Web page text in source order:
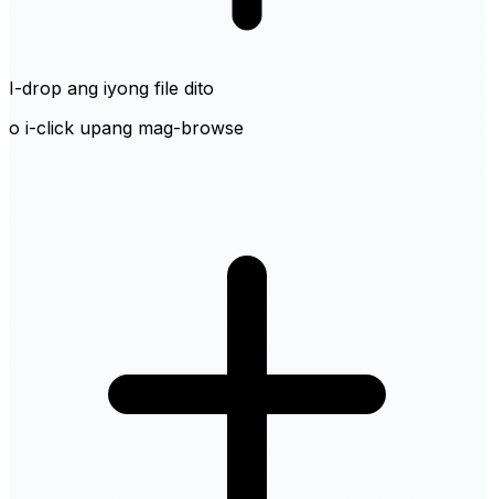
I-drop ang iyong file dito
o i-click upang mag-browse